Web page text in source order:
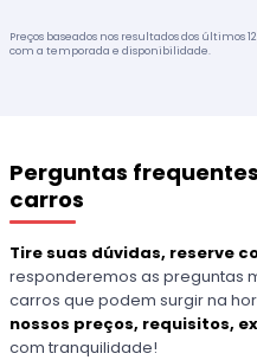
Preços baseados nos resultados dos últimos
com a temporada e disponibilidade.
Perguntas
carros
Tire suas dúvidas, reserve
responderemos as preguntas
carros que podem surgir na
nossos preços, requisitos,
com tranquilidade!